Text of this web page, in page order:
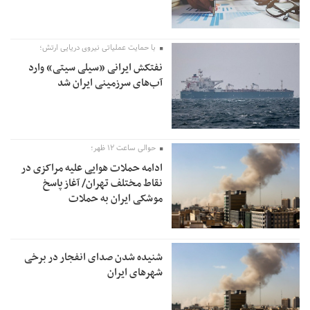
با حمایت عملیاتی نیروی دریایی ارتش؛
نفتکش ایرانی «سیلی سیتی» وارد
آب‌های سرزمینی ایران شد
حوالی ساعت ۱۲ ظهر؛
ادامه حملات هوایی علیه مراکزی در
نقاط مختلف تهران/ آغاز پاسخ
موشکی ایران به حملات
شنیده شدن صدای انفجار در برخی
شهرهای ایران